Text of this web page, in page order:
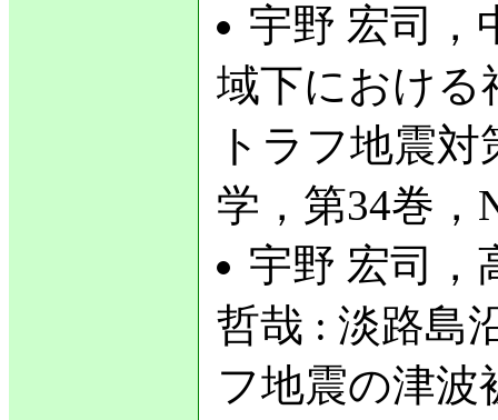
宇野 宏司，
域下における
トラフ地震
学，第34巻，
宇野 宏司，
哲哉 : 淡路島
フ地震の津波